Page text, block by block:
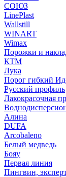
СОЮЗ
LinePlast
Wallstill
WINART
Wimax
Порожки и
КТМ
Лука
Порог гибкий
Русский профиль
Лакокрасочная
Алина
DUFA
Arcobaleno
Белый медведь
Бояу
Первая линия
Пингвин,